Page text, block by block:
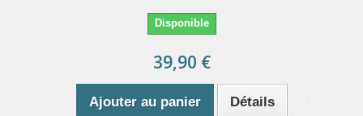
Disponible
39,90 €
Ajouter au panier Détails